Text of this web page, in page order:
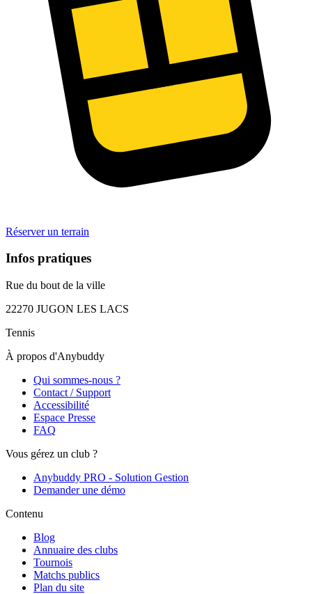
Réserver un terrain
Infos pratiques
Rue du bout de la ville
22270 JUGON LES LACS
Tennis
À propos d'Anybuddy
Qui sommes-nous ?
Contact / Support
Accessibilité
Espace Presse
FAQ
Vous gérez un club ?
Anybuddy PRO - Solution Gestion
Demander une démo
Contenu
Blog
Annuaire des clubs
Tournois
Matchs publics
Plan du site